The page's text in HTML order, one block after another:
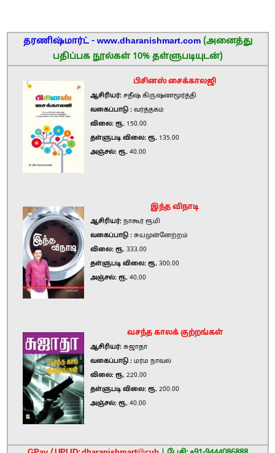
தரணிஷ்மார்ட் - www.dharanishmart.com (அனைத்து
பதிப்பக நூல்கள் 10% தள்ளுபடியுடன்)
பிசினஸ் சைக்காலஜி
ஆசிரியர்: சதீஷ் கிருஷ்ணமூர்த்தி
வகைப்பாடு : வர்த்தகம்
விலை: ரூ. 150.00
தள்ளுபடி விலை: ரூ. 135.00
அஞ்சல்: ரூ. 40.00
இந்த விநாடி
ஆசிரியர்: நாகூர் ரூமி
வகைப்பாடு : சுயமுன்னேற்றம்
விலை: ரூ. 333.00
தள்ளுபடி விலை: ரூ. 300.00
அஞ்சல்: ரூ. 40.00
வசந்த காலக் குற்றங்கள்
ஆசிரியர்: சுஜாதா
வகைப்பாடு : மர்ம நாவல்
விலை: ரூ. 220.00
தள்ளுபடி விலை: ரூ. 200.00
அஞ்சல்: ரூ. 40.00